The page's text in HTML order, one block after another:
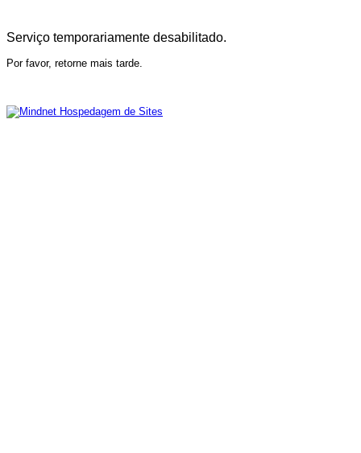
Serviço temporariamente desabilitado.
Por favor, retorne mais tarde.